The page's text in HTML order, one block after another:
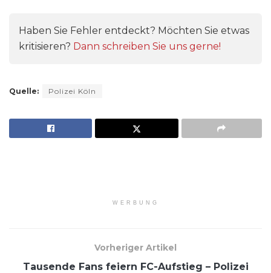
Haben Sie Fehler entdeckt? Möchten Sie etwas
kritisieren? Dann schreiben Sie uns gerne!
Quelle: Polizei Köln
WERBUNG
Vorheriger Artikel
Tausende Fans feiern FC-Aufstieg – Polizei